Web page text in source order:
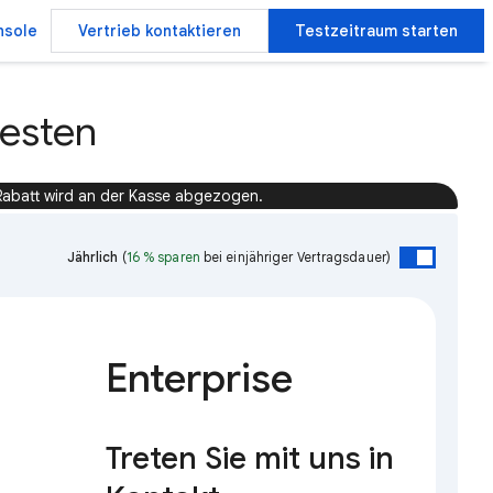
Vertrieb kontaktieren Testzeitraum starten
wird an der Kasse abgezogen.
Jährlich (16 % sparen bei einjähriger Vertragsdauer)
Enterprise
Treten Sie mit uns in